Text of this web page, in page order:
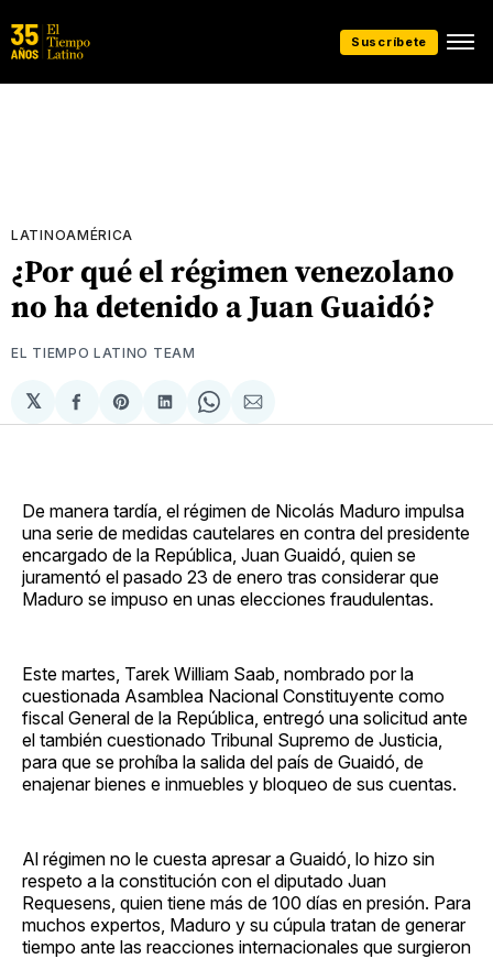
Suscríbete
LATINOAMÉRICA
¿Por qué el régimen venezolano
no ha detenido a Juan Guaidó?
EL TIEMPO LATINO TEAM
𝕏
Compartir
en
Share
on
Compartir
en
Share
on
Compartir
via
De manera tardía, el régimen de Nicolás Maduro impulsa
una serie de medidas cautelares en contra del presidente
encargado de la República, Juan Guaidó, quien se
juramentó el pasado 23 de enero tras considerar que
Maduro se impuso en unas elecciones fraudulentas.
Este martes, Tarek William Saab, nombrado por la
cuestionada Asamblea Nacional Constituyente como
fiscal General de la República, entregó una solicitud ante
el también cuestionado Tribunal Supremo de Justicia,
para que se prohíba la salida del país de Guaidó, de
enajenar bienes e inmuebles y bloqueo de sus cuentas.
Al régimen no le cuesta apresar a Guaidó, lo hizo sin
respeto a la constitución con el diputado Juan
Requesens, quien tiene más de 100 días en presión. Para
muchos expertos, Maduro y su cúpula tratan de generar
tiempo ante las reacciones internacionales que surgieron